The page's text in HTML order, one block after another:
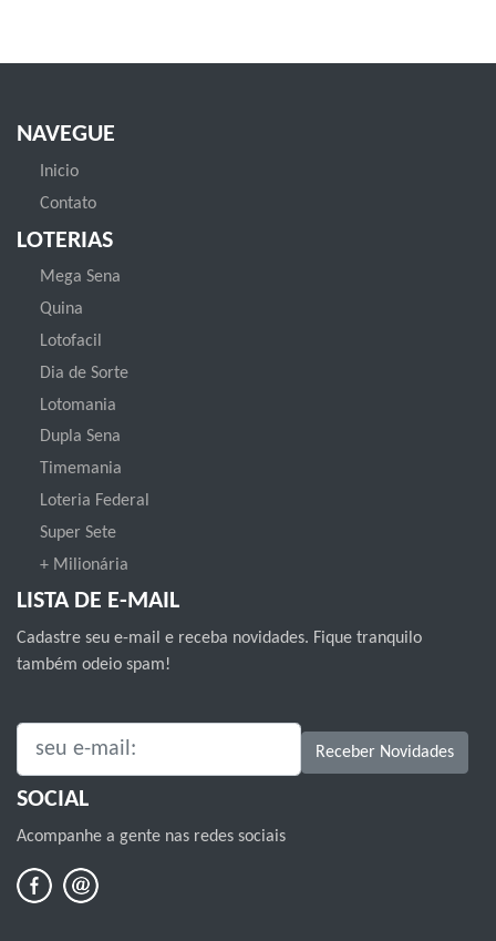
NAVEGUE
Inicio
Contato
LOTERIAS
Mega Sena
Quina
Lotofacil
Dia de Sorte
Lotomania
Dupla Sena
Timemania
Loteria Federal
Super Sete
+ Milionária
LISTA DE E-MAIL
Cadastre seu e-mail e receba novidades. Fique tranquilo
também odeio spam!
SEU E-MAIL: Receber Novidades
SOCIAL
Acompanhe a gente nas redes sociais